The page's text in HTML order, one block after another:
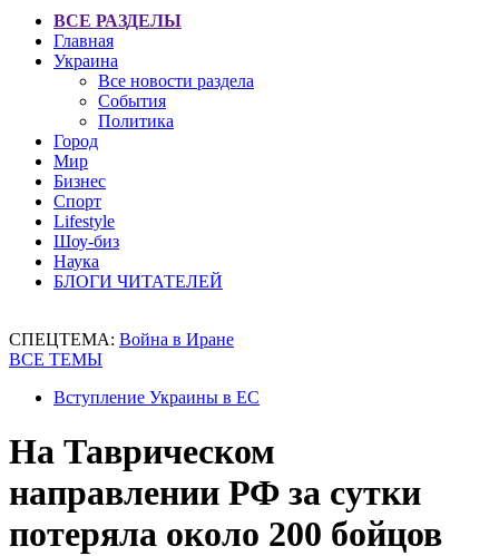
ВСЕ РАЗДЕЛЫ
Главная
Украина
Все новости раздела
События
Политика
Город
Мир
Бизнес
Спорт
Lifestyle
Шоу-биз
Наука
БЛОГИ ЧИТАТЕЛЕЙ
СПЕЦТЕМА: Война в Иране
ВСЕ ТЕМЫ
Вступление Украины в ЕС
На Таврическом
направлении РФ за сутки
потеряла около 200 бойцов